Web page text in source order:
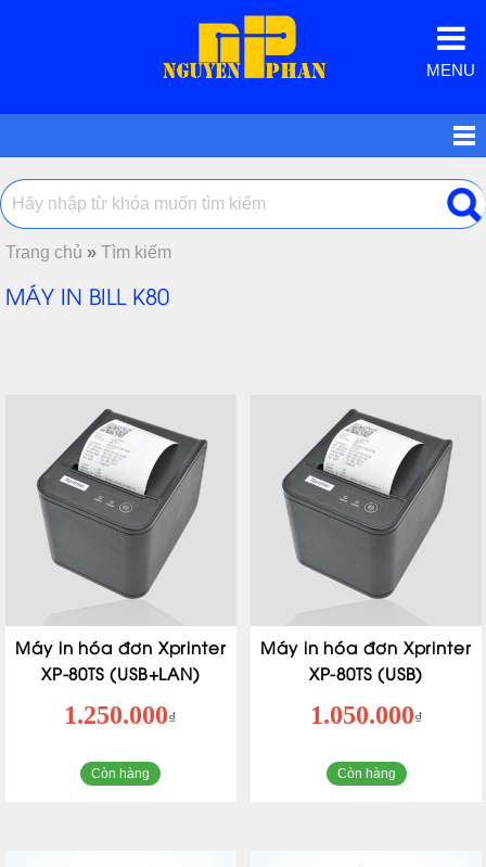
MENU
Trang chủ » Tìm kiếm
MÁY IN BILL K80
Máy in hóa đơn Xprinter
XP-80TS (USB+LAN)
1.250.000₫
Còn hàng
Máy in hóa đơn Xprinter
XP-80TS (USB)
1.050.000₫
Còn hàng